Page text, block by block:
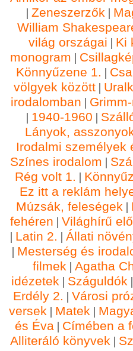
| Zeneszerzők |
William
világ országai | Ki
monogram |
Könnyűzene 1. |
völgyek között |
irodalomban |
| 1940-1960 |
Lányok,
Irodalmi személyek
Színes irodalom |
Rég volt 1. |
Ez itt a reklám
Múzsák, feleségek |
fehéren | Világhírű
| Latin 2. | Állati
| Mesterség és
filmek | Agatha
idézetek | Száguldók
Erdély 2. | Városi
versek | Matek |
és Éva | Címében a
Alliteráló könyvek |